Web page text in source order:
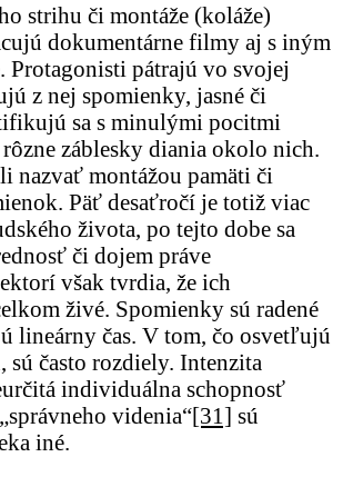
strihu či montáže (koláže)
dokumentárne filmy aj s iným
Protagonisti pátrajú vo svojej
z nej spomienky, jasné či
sa s minulými pocitmi
záblesky diania okolo nich.
nazvať montážou pamäti či
Päť desaťročí je totiž viac
života, po tejto dobe sa
či dojem práve
však tvrdia, že ich
živé. Spomienky sú radené
lineárny čas. V tom, čo osvetľujú
sú často rozdiely. Intenzita
individuálna schopnosť
videnia“[31] sú
iné.